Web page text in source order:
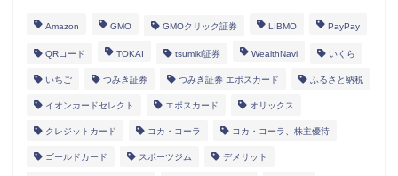
Amazon GMO GMOクリック証券 LIBMO PayPay
QRコード TOKAI tsumiki証券 WealthNavi いくら
いちご つみき証券 つみき証券 エポスカード ふるさと納税
イオンカードセレクト エポスカード オリックス
クレジットカード コカ・コーラ コカ・コーラ、株主優待
ゴールドカード スポーツジム デメリット